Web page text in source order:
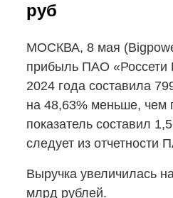
руб
МОСКВА, 8 мая
прибыль ПАО «Россети
2024 года составила
на 48,63% меньше, чем
показатель составил
следует из отчетности
Выручка увеличилась
млрд рублей.